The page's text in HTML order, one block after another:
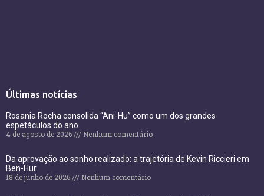
Últimas notícias
Rosania Rocha consolida “Ani-Hu” como um dos grandes
espetáculos do ano
4 de agosto de 2026
Nenhum comentário
Da aprovação ao sonho realizado: a trajetória de Kevin Riccieri em
Ben-Hur
18 de junho de 2026
Nenhum comentário